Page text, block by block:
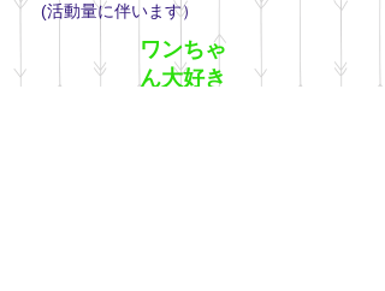
(活動量に伴います）
ワンちゃ
ん大好き